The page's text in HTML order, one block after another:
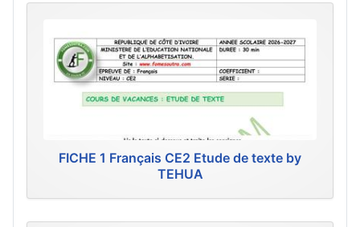
FICHE 1 Français CE2 Etude de texte by
TEHUA